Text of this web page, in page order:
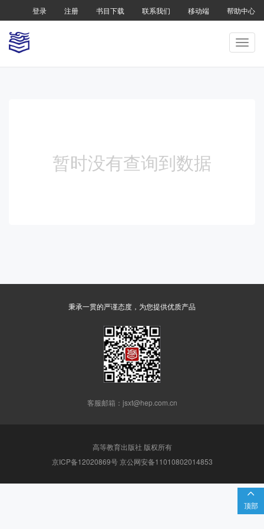
登录 注册 书目下载 联系我们 移动端 帮助中心

顶部
暂时没有查询到数据
秉承一贯的严谨态度，为您提供优质产品
客服邮箱：jsxt@hep.com.cn
高等教育出版社 版权所有
京ICP备12020869号 京公网安备11010802014853